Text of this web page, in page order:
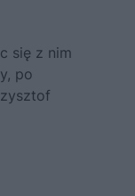
się z nim
po